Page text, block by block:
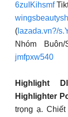
6zuIKihsmf
( lazada.vn?/
Nhóm
jmfpxw540
Highlight
Highlighter
trọng ạ.